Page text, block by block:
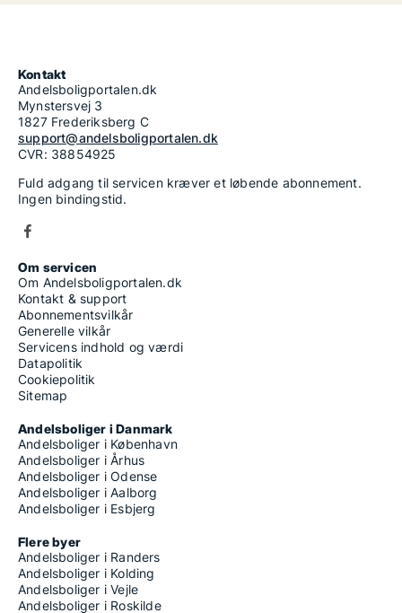
Kontakt
Andelsboligportalen.dk
Mynstersvej 3
1827 Frederiksberg C
support@andelsboligportalen.dk
CVR: 38854925
Fuld adgang til servicen kræver et løbende abonnement.
Ingen bindingstid.
Om servicen
Om Andelsboligportalen.dk
Kontakt & support
Abonnementsvilkår
Generelle vilkår
Servicens indhold og værdi
Datapolitik
Cookiepolitik
Sitemap
Andelsboliger i Danmark
Andelsboliger i København
Andelsboliger i Århus
Andelsboliger i Odense
Andelsboliger i Aalborg
Andelsboliger i Esbjerg
Flere byer
Andelsboliger i Randers
Andelsboliger i Kolding
Andelsboliger i Vejle
Andelsboliger i Roskilde